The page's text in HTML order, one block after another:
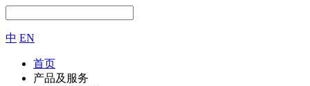
中 EN
首页
产品及服务